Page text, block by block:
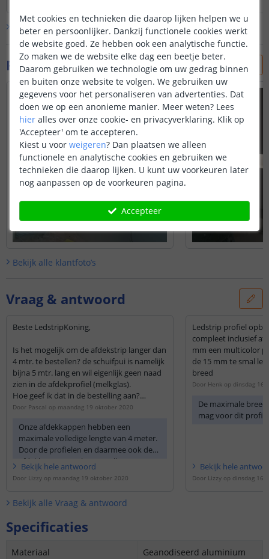
Bekijk alle reviews
Foto's van klanten
Bekijk alle klantfoto’s
Vraag & antwoord
Beste LedstripKoning,
Is het mogelijk om de afdekstrip langer dan
4 mtr. te bestellen? de schuifpui is namelijk
bijna 5 mtr. lang en wil eigenlijk geen naad
zien in de afdekprofiel (melkglas).
Hoe geef ik dat in de bestelling aan?
Door Pascal op maandag 19 oktober 2020
Onze afdekkappen hebben een
maximale volledige lengte van 4 meter.
Door de profielen en daarmee ook de
afdekkappen strak tegen elkaar te
plaatsen, ontstaat er een minimaal
zichtbare naad.
Bekijk hele antwoord
Door Lizzy op maandag 19 oktober 2020
Ledstrip profiel
compleet inclusief
mm een multicolor
de 15 mm te smal
breed
Door Henk op dinsdag 16
De maximale
mag voor dit
Bekijk hele
Door Lizzy op dinsdag 16
Bekijk alle Vraag & antwoord
Specificaties
Materiaal
Geanodiseerd aluminium
Met cookies en technieken die daarop lijken helpen we u
beter en persoonlijker. Dankzij functionele cookies werkt
de website goed. Ze hebben ook een analytische functie.
Zo maken we de website elke dag een beetje beter.
Daarom gebruiken we technologie om uw gedrag binnen
en buiten onze website te volgen. We gebruiken uw
gegevens voor het personaliseren van advertenties. Dat
doen we op een anonieme manier. Meer weten? Lees
hier alles over onze cookie- en privacyverklaring. Klik op
'Accepteer' om te accepteren.
Kiest u voor weigeren? Dan plaatsen we alleen
functionele en analytische cookies en gebruiken we
technieken die daarop lijken. U kunt uw voorkeuren later
nog aanpassen op de voorkeuren pagina.
Accepteer